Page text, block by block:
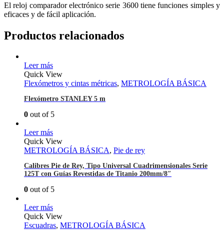
El reloj comparador electrónico serie 3600 tiene funciones simples y
eficaces y de fácil aplicación.
Productos relacionados
Leer más
Quick View
Flexómetros y cintas métricas, METROLOGÍA BÁSICA
Flexómetro STANLEY 5 m
0 out of 5
Leer más
Quick View
METROLOGÍA BÁSICA, Pie de rey
Calibres Pie de Rey, Tipo Universal Cuadrimensionales Serie
125T con Guías Revestidas de Titanio 200mm/8″
0 out of 5
Leer más
Quick View
Escuadras, METROLOGÍA BÁSICA